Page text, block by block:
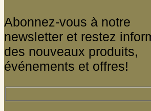
Abonnez-vous à notre
newsletter et restez
des nouveaux produits,
événements et offres!